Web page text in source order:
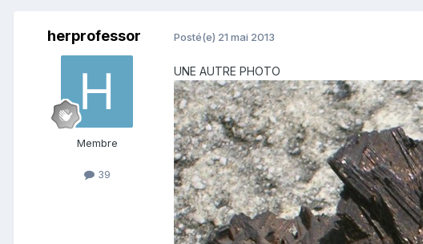
herprofessor
Membre
39
Posté(e) 21 mai 2013
UNE AUTRE PHOTO